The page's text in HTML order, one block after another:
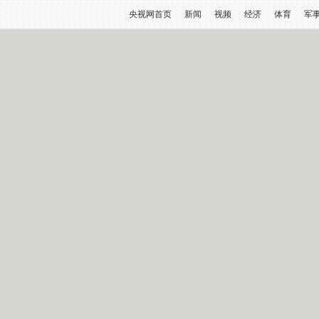
央视网首页 新闻 视频 经济 体育 军